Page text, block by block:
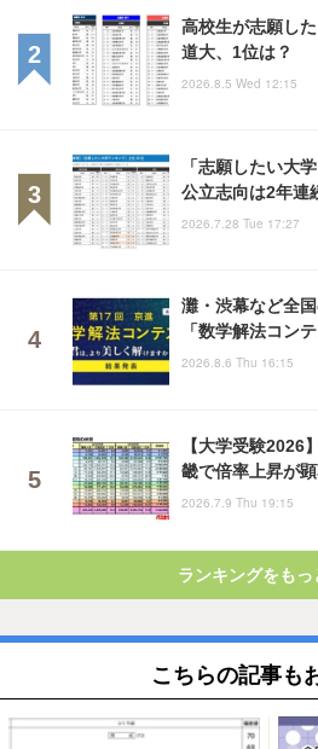
高校生が志願し
道大、1位は？
2026.8.5 Wed 12:15
「志願したい大
公立志向は2年連
2026.7.28 Tue 17:27
灘・渋幕など全
「数学解法コン
2026.8.6 Thu 16:15
【大学受験2026
畿で倍率上昇が
2026.7.9 Thu 19:15
ランキングをもっ
こちらの記事も